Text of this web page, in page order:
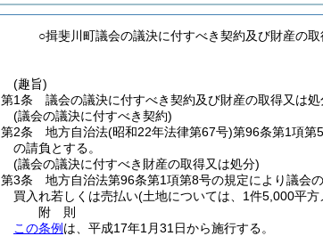
○揖斐川町議会の議決に付すべき契約及び財産の
(趣旨)
第1条
議会の議決に付すべき契約及び財産の取得又は処
(議会の議決に付すべき契約)
第2条
地方自治法(昭和22年法律第67号)第96条第1項第
の請負とする。
(議会の議決に付すべき財産の取得又は処分)
第3条
地方自治法第96条第1項第8号の規定により議会
買入れ若しくは売払い(土地については、1件5,000平
附 則
この条例 は、平成17年1月31日から施行する。